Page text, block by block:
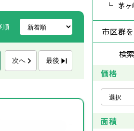
順
次へ 最後
茅
市区群
検
価格
面積